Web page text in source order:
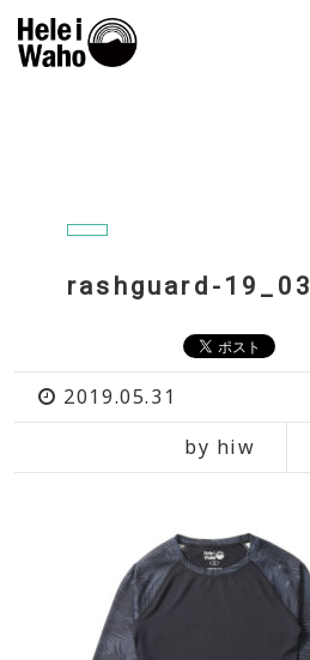
rashguard-19_03
2019.05.31
by hiw